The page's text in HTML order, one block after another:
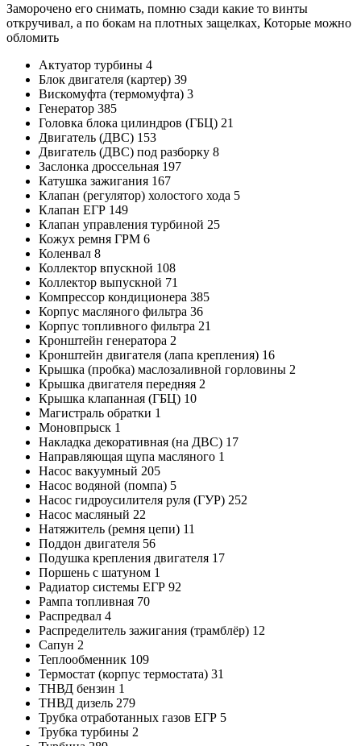
Заморочено его снимать, помню сзади какие то винты
откручивал, а по бокам на плотных защелках, Которые можно
обломить
Актуатор турбины 4
Блок двигателя (картер) 39
Вискомуфта (термомуфта) 3
Генератор 385
Головка блока цилиндров (ГБЦ) 21
Двигатель (ДВС) 153
Двигатель (ДВС) под разборку 8
Заслонка дроссельная 197
Катушка зажигания 167
Клапан (регулятор) холостого хода 5
Клапан ЕГР 149
Клапан управления турбиной 25
Кожух ремня ГРМ 6
Коленвал 8
Коллектор впускной 108
Коллектор выпускной 71
Компрессор кондиционера 385
Корпус масляного фильтра 36
Корпус топливного фильтра 21
Кронштейн генератора 2
Кронштейн двигателя (лапа крепления) 16
Крышка (пробка) маслозаливной горловины 2
Крышка двигателя передняя 2
Крышка клапанная (ГБЦ) 10
Магистраль обратки 1
Моновпрыск 1
Накладка декоративная (на ДВС) 17
Направляющая щупа масляного 1
Насос вакуумный 205
Насос водяной (помпа) 5
Насос гидроусилителя руля (ГУР) 252
Насос масляный 22
Натяжитель (ремня цепи) 11
Поддон двигателя 56
Подушка крепления двигателя 17
Поршень с шатуном 1
Радиатор системы ЕГР 92
Рампа топливная 70
Распредвал 4
Распределитель зажигания (трамблёр) 12
Сапун 2
Теплообменник 109
Термостат (корпус термостата) 31
ТНВД бензин 1
ТНВД дизель 279
Трубка отработанных газов ЕГР 5
Трубка турбины 2